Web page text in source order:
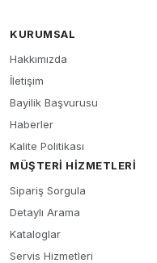
KURUMSAL
Hakkımızda
İletişim
Bayilik Başvurusu
Haberler
Kalite Politikası
MÜŞTERI HIZMETLERI
Sipariş Sorgula
Detaylı Arama
Kataloglar
Servis Hizmetleri